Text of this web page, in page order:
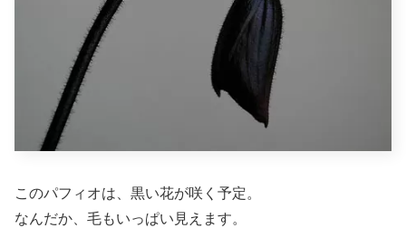
このパフィオは、黒い花が咲く予定。
なんだか、毛もいっぱい見えます。